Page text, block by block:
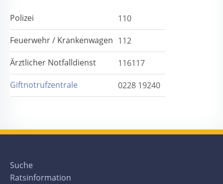
Polizei
110
Feuerwehr / Krankenwagen 112
Ärztlicher Notfalldienst
116117
Giftnotrufzentrale
0228 19240
Suche
Ratsinformation